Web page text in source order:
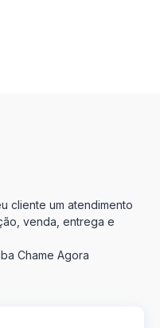
cliente um atendimento
venda, entrega e
Chame Agora